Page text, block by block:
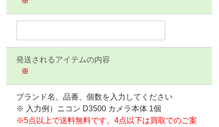
発送されるアイテムの内容
※
ブランド名、品番、個数を入力してください
※ 入力例）ニコン D3500 カメラ本体 1個
※5点以上で送料無料です。4点以下は買取でのご案